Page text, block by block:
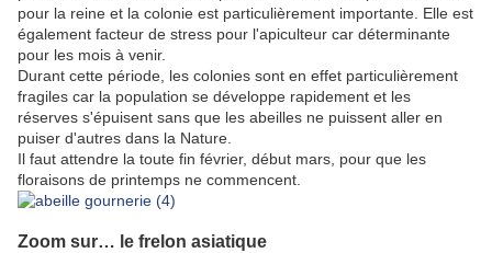
pour la reine et la colonie est particulièrement importante. Elle est
également facteur de stress pour l'apiculteur car déterminante
pour les mois à venir.
Durant cette période, les colonies sont en effet particulièrement
fragiles car la population se développe rapidement et les
réserves s'épuisent sans que les abeilles ne puissent aller en
puiser d'autres dans la Nature.
Il faut attendre la toute fin février, début mars, pour que les
floraisons de printemps ne commencent.
Zoom sur… le frelon asiatique